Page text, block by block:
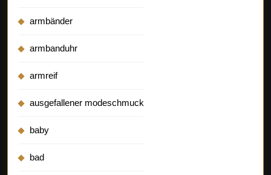
armbänder
armbanduhr
armreif
ausgefallener modeschmuck
baby
bad